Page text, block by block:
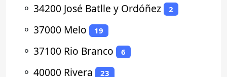
⚬ 34200 José Batlle y Ordóñez 2
⚬ 37000 Melo 19
⚬ 37100 Rio Branco 6
⚬ 40000 Rivera 23